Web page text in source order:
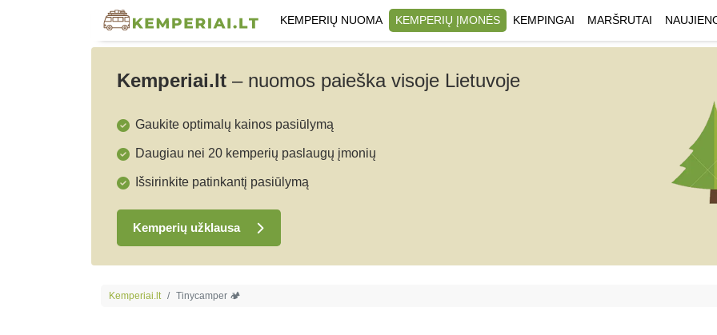
KEMPERIŲ NUOMA KEMPERIŲ ĮMONĖS KEMPINGAI MARŠRUTAI
Kemperiai.lt – nuomos paieška visoje Lietuvoje
Gaukite optimalų kainos pasiūlymą
Daugiau nei 20 kemperių paslaugų įmonių
Išsirinkite patinkantį pasiūlymą
Kemperių užklausa
Kemperiai.lt Tinycamper 🏕